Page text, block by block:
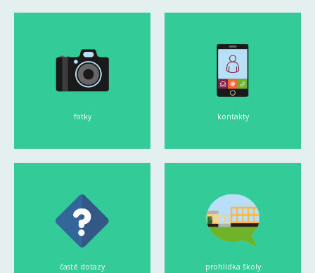
fotky kontakty
časté dotazy prohlídka školy